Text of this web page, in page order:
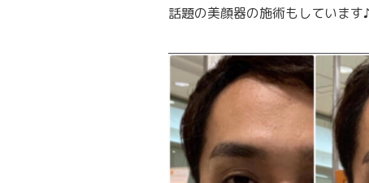
話題の美顔器の施術もしています